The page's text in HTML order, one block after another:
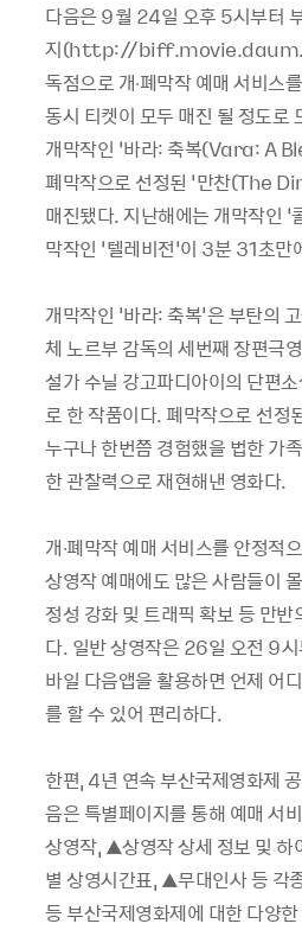
다음은 9월 24일 오후 5시부터
지(http://
독점으로 개∙폐막작 예매 서비스
동시 티켓이 모두 매진 될 정도로
개막작인 ‘바라: 축복(Vara: A
폐막작으로 선정된 ‘만찬(The
매진됐다. 지난해에는 개막작인
막작인 ‘텔레비전’이 3분 31초만
개막작인 '바라: 축복'은 부탄의
체 노르부 감독의 세번째 장편극
설가 수닐 강고파디아이의 단편
로 한 작품이다. 폐막작으로 선정
누구나 한번쯤 경험했을 법한 가
한 관찰력으로 재현해낸 영화다.
개∙폐막작 예매 서비스를 안정적
상영작 예매에도 많은 사람들이
정성 강화 및 트래픽 확보 등 만
다. 일반 상영작은 26일 오전 9
바일 다음앱을 활용하면 언제 어
를 할 수 있어 편리하다.
한편, 4년 연속 부산국제영화제
음은 특별페이지를 통해 예매 서
상영작, ▲상영작 상세 정보 및
별 상영시간표, ▲무대인사 등 각
등 부산국제영화제에 대한 다양